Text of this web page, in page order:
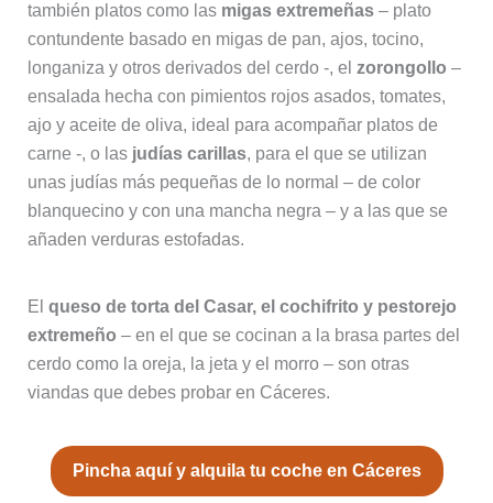
también platos como las migas extremeñas– plato
contundente basado en migas de pan, ajos, tocino,
longaniza y otros derivados del cerdo -, el zorongollo –
ensalada hecha con pimientos rojos asados, tomates,
ajo y aceite de oliva, ideal para acompañar platos de
carne -, o las judías carillas, para el que se utilizan
unas judías más pequeñas de lo normal – de color
blanquecino y con una mancha negra – y a las que se
añaden verduras estofadas.
El queso de torta del Casar, el cochifrito y pestorejo
extremeño – en el que se cocinan a la brasa partes del
cerdo como la oreja, la jeta y el morro – son otras
viandas que debes probar en Cáceres.
Pincha aquí y alquila tu coche en Cáceres